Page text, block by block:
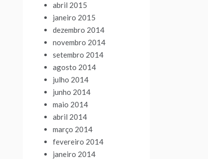
abril 2015
janeiro 2015
dezembro 2014
novembro 2014
setembro 2014
agosto 2014
julho 2014
junho 2014
maio 2014
abril 2014
março 2014
fevereiro 2014
janeiro 2014